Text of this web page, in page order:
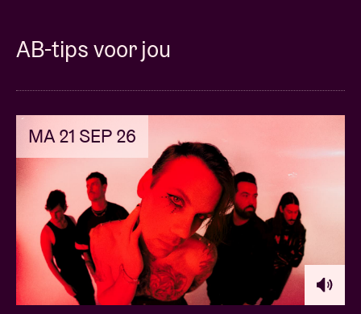
AB-tips voor jou
MA 21 SEP 26